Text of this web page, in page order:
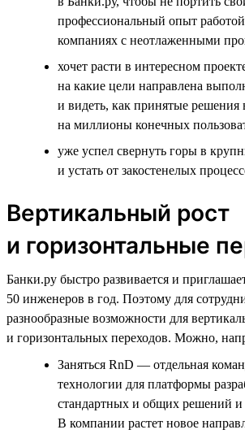
профессиональный опыт
компаниях с неотлаженными
хочет расти в интересном
на какие цели направлена
и видеть, как принятые решения
на миллионы конечных
уже успел свернуть горы в
и устать от закостенелых
Вертикальный рост
и горизонтальные
Банки.ру быстро развивается и
50 инженеров в год. Поэтому для
разнообразные возможности для
и горизонтальных переходов. Можно,
Заняться RnD — отдельная
технологии для платформы
стандартных и общих решений и
В компании растет новое